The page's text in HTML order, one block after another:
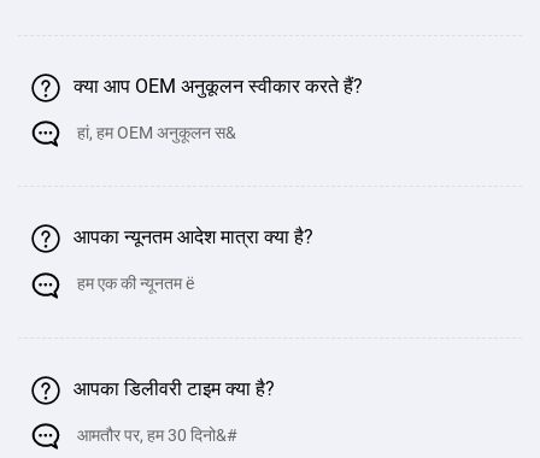
क्या आप OEM अनुकूलन स्वीकार करते हैं?
हां, हम OEM अनुकूलन स&
आपका न्यूनतम आदेश मात्रा क्या है?
हम एक की न्यूनतम ë
आपका डिलीवरी टाइम क्या है?
आमतौर पर, हम 30 दिनो&#